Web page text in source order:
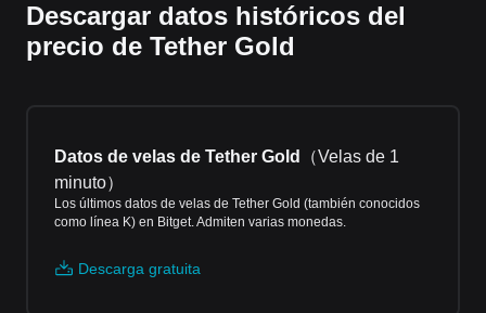
Descargar datos históricos del
precio de Tether Gold
Datos de velas de Tether Gold （Velas de 1
minuto）
Los últimos datos de velas de Tether Gold (también conocidos
como línea K) en Bitget. Admiten varias monedas.
Descarga gratuita